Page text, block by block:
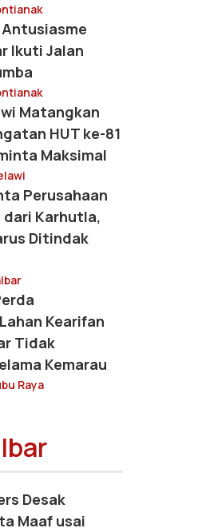
Ikuti Jalan
Matangkan
HUT ke-81
Maksimal
Perusahaan
dari Karhutla,
Ditindak
Kearifan
Tidak
Kemarau
Raya
Desak
Maaf usai